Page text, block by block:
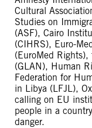
Cultural
Studies on
(ASF), Cairo
(CIHRS), Euro-
(EuroMed
(GLAN), Human
Federation for
in Libya (LFJL),
calling on EU
people in a
danger.